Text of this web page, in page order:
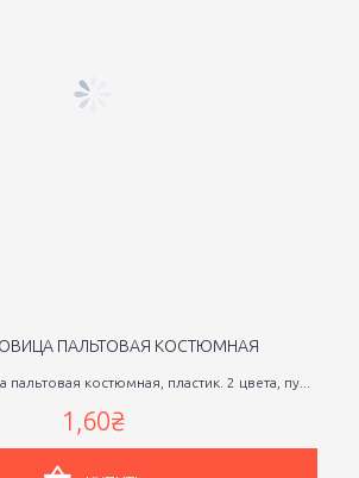
ПАЛЬТОВАЯ КОСТЮМНАЯ
пальтовая костюмная, пластик. 2 цвета, пу...
1,60₴